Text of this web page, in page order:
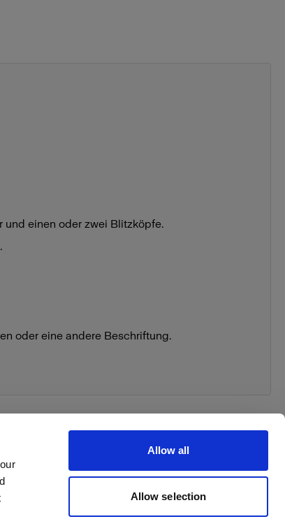
Allow all
Allow selection
und einen oder zwei Blitzköpfe.
oder eine andere Beschriftung.